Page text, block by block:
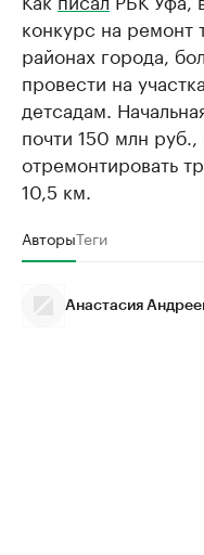
конкурс на ремонт
районах города,
провести на
детсадам.
почти 150 млн руб.,
отремонтировать
10,5 км.
АвторыТеги
Анастасия